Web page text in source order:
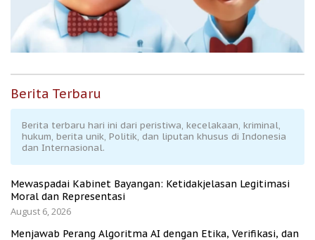
Berita Terbaru
Berita terbaru hari ini dari peristiwa, kecelakaan, kriminal,
hukum, berita unik, Politik, dan liputan khusus di Indonesia
dan Internasional.
Mewaspadai Kabinet Bayangan: Ketidakjelasan Legitimasi
Moral dan Representasi
August 6, 2026
Menjawab Perang Algoritma AI dengan Etika, Verifikasi, dan